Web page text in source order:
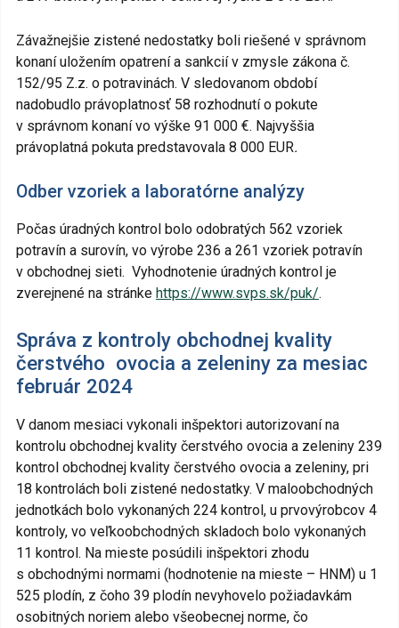
Závažnejšie zistené nedostatky boli riešené v správnom
konaní uložením opatrení a sankcií v zmysle zákona č.
152/95 Z.z. o potravinách. V sledovanom období
nadobudlo právoplatnosť 58 rozhodnutí o pokute
v správnom konaní vo výške 91 000 €. Najvyššia
právoplatná pokuta predstavovala 8 000 EUR.
Odber vzoriek a laboratórne analýzy
Počas úradných kontrol bolo odobratých 562 vzoriek
potravín a surovín, vo výrobe 236 a 261 vzoriek potravín
v obchodnej sieti. Vyhodnotenie úradných kontrol je
zverejnené na stránke https://www.svps.sk/puk/.
Správa z kontroly obchodnej kvality
čerstvého ovocia a zeleniny za mesiac
február 2024
V danom mesiaci vykonali inšpektori autorizovaní na
kontrolu obchodnej kvality čerstvého ovocia a zeleniny 239
kontrol obchodnej kvality čerstvého ovocia a zeleniny, pri
18 kontrolách boli zistené nedostatky. V maloobchodných
jednotkách bolo vykonaných 224 kontrol, u prvovýrobcov 4
kontroly, vo veľkoobchodných skladoch bolo vykonaných
11 kontrol. Na mieste posúdili inšpektori zhodu
s obchodnými normami (hodnotenie na mieste – HNM) u 1
525 plodín, z čoho 39 plodín nevyhovelo požiadavkám
osobitných noriem alebo všeobecnej norme, čo